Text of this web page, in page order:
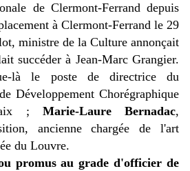
de Clermont-Ferrand depuis
à Clermont-Ferrand le 29
ministre de la Culture annonçait
succéder à Jean-Marc Grangier.
là le poste de directrice du
Développement Chorégraphique
; Marie-Laure Bernadac,
ancienne chargée de l'art
du Louvre.
promus au grade d'officier de